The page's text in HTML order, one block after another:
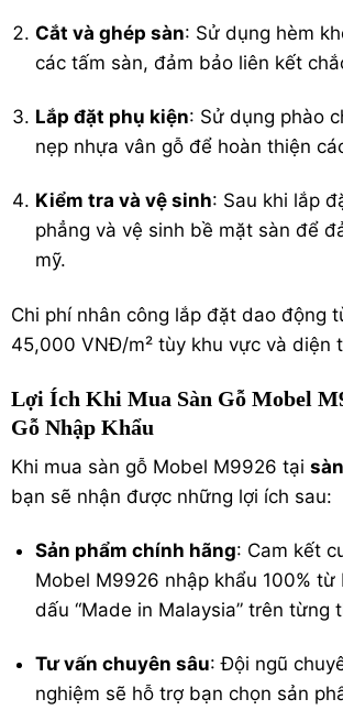
Cắt và ghép sàn: Sử dụng hèm
các tấm sàn, đảm bảo liên kết
Lắp đặt phụ kiện: Sử dụng phào
nẹp nhựa vân gỗ để hoàn thiện
Kiểm tra và vệ sinh: Sau khi lắp
phẳng và vệ sinh bề mặt sàn để
mỹ.
Chi phí nhân công lắp đặt dao động
45,000 VNĐ/m² tùy khu vực và diện
Lợi Ích Khi Mua Sàn Gỗ Mobel
Gỗ Nhập Khẩu
Khi mua sàn gỗ Mobel M9926 tại
bạn sẽ nhận được những lợi ích sau:
Sản phẩm chính hãng: Cam kết
Mobel M9926 nhập khẩu 100% từ
dấu “Made in Malaysia” trên từng
Tư vấn chuyên sâu: Đội ngũ
nghiệm sẽ hỗ trợ bạn chọn sản